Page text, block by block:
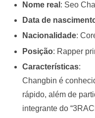
Nome real : Seo
Data de
Nacionalidade:
Posição: Rapper
Características:
Changbin é
rápido, além de
integrante do